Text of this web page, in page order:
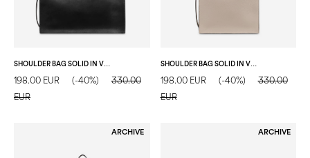
198.00 EUR (-40%)
330.00
EUR
SHOULDER BAG SOLID IN VITELLO TAUPE/TAUPE
198.00 EUR (-40%)
330.00
EUR
ARCHIVE ARCHIVE